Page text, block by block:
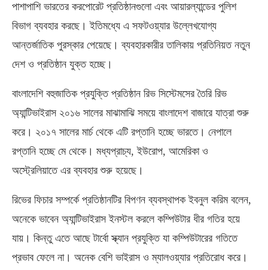
পাশাপাশি ভারতের করপোরেট প্রতিষ্ঠানগুলো এবং আয়ারল্যান্ডের পুলিশ
বিভাগ ব্যবহার করছে। ইতিমধ্যে এ সফটওয়্যার উল্লেখযোগ্য
আন্তর্জাতিক পুরস্কার পেয়েছে। ব্যবহারকারীর তালিকায় প্রতিনিয়ত নতুন
দেশ ও প্রতিষ্ঠান যুক্ত হচ্ছে।
বাংলাদেশি বহুজাতিক প্রযুক্তি প্রতিষ্ঠান রিভ সিস্টেমসের তৈরি রিভ
অ্যান্টিভাইরাস ২০১৬ সালের মাঝামাঝি সময়ে বাংলাদেশ বাজারে যাত্রা শুরু
করে। ২০১৭ সালের মার্চ থেকে এটি রপ্তানি হচ্ছে ভারতে। নেপালে
রপ্তানি হচ্ছে মে থেকে। মধ্যপ্রাচ্য, ইউরোপ, আমেরিকা ও
অস্ট্রেলিয়াতে এর ব্যবহার শুরু হয়েছে।
রিভের ফিচার সম্পর্কে প্রতিষ্ঠানটির বিপণন ব্যবস্থাপক ইবনুল করিম বলেন,
অনেকে ভাবেন অ্যান্টিভাইরাস ইনস্টল করলে কম্পিউটার ধীর গতির হয়ে
যায়। কিন্তু এতে আছে টার্বো স্ক্যান প্রযুক্তি যা কম্পিউটারের গতিতে
প্রভাব ফেলে না। অনেক বেশি ভাইরাস ও ম্যালওয়্যার প্রতিরোধ করে।